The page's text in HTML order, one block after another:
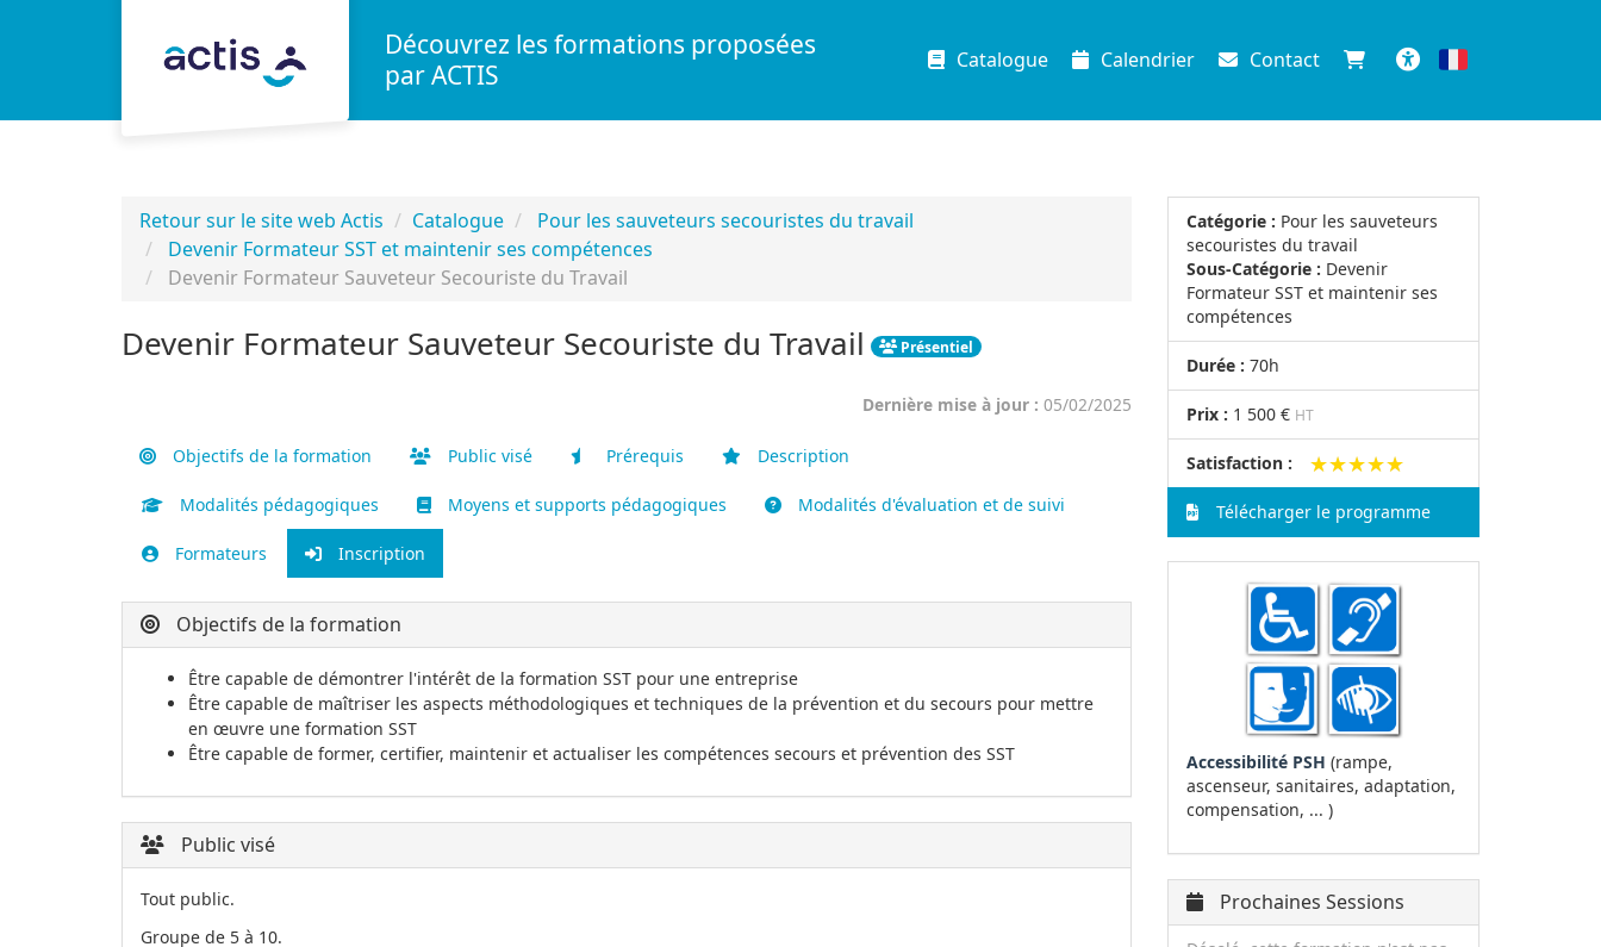
Découvrez les formations proposées
par ACTIS
Catalogue Calendrier
Contact
Français
Retour sur le site web Actis Catalogue
Pour les sauveteurs secouristes du travail
Devenir Formateur SST et maintenir ses compétences
Devenir Formateur Sauveteur Secouriste du Travail
Devenir Formateur Sauveteur Secouriste du Travail Présentiel
Dernière mise à jour : 05/02/2025
Objectifs de la formation Public visé Prérequis Description
Modalités pédagogiques Moyens et supports pédagogiques Modalités d'évaluation et de suivi
Formateurs Inscription
Objectifs de la formation
Être capable de démontrer l'intérêt de la formation SST pour une entreprise
Être capable de maîtriser les aspects méthodologiques et techniques de la prévention et du secours pour mettre
en œuvre une formation SST
Être capable de former, certifier, maintenir et actualiser les compétences secours et prévention des SST
Public visé
Tout public.
Groupe de 5 à 10.
Catégorie : Pour les sauveteurs
secouristes du travail
Sous-Catégorie : Devenir
Formateur SST et maintenir ses
compétences
Durée : 70h
Prix : 1 500 € HT
Satisfaction : ★★★★★
★★★★★
Télécharger le programme
Accessibilité PSH (rampe,
ascenseur, sanitaires, adaptation,
compensation, ... )
Prochaines Sessions